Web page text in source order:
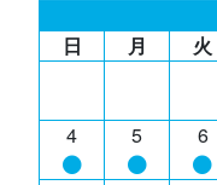
日
月 火
4 5 6